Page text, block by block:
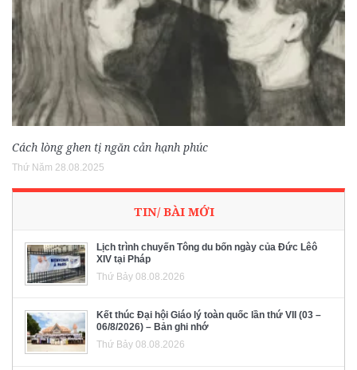
Cách lòng ghen tị ngăn cản hạnh phúc
Thứ Năm 28.08.2025
TIN/ BÀI MỚI
Lịch trình chuyến Tông du bốn ngày của Đức Lêô
XIV tại Pháp
Thứ Bảy 08.08.2026
Kết thúc Đại hội Giáo lý toàn quốc lần thứ VII (03 –
06/8/2026) – Bản ghi nhớ
Thứ Bảy 08.08.2026